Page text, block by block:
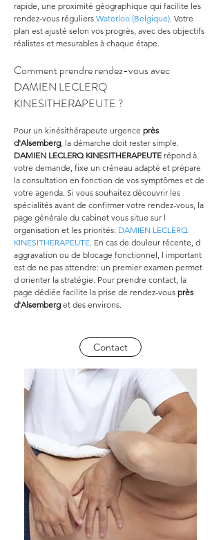
rapide, une proximité géographique qui facilite les
rendez-vous réguliers Waterloo (Belgique). Votre
plan est ajusté selon vos progrès, avec des objectifs
réalistes et mesurables à chaque étape.
Comment prendre rendez-vous avec
DAMIEN LECLERQ
KINESITHERAPEUTE ?
Pour un kinésithérapeute urgence près
d'Alsemberg, la démarche doit rester simple.
DAMIEN LECLERQ KINESITHERAPEUTE répond à
votre demande, fixe un créneau adapté et prépare
la consultation en fonction de vos symptômes et de
votre agenda. Si vous souhaitez découvrir les
spécialités avant de confirmer votre rendez-vous, la
page générale du cabinet vous situe sur l
organisation et les priorités: DAMIEN LECLERQ
KINESITHERAPEUTE. En cas de douleur récente, d
aggravation ou de blocage fonctionnel, l important
est de ne pas attendre: un premier examen permet
d orienter la stratégie. Pour prendre contact, la
page dédiée facilite la prise de rendez-vous près
d'Alsemberg et des environs.
Contact